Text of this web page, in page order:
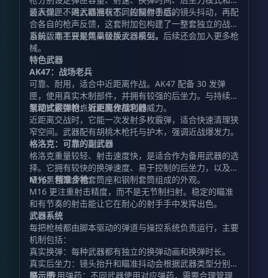
道表现。不同武器拥有不同的操作手感。
装入弹匣、进入瞄准状态、控制射击后的镜头抖动，再配
合各自的枪声反馈，这套附加包构建了一整套独立的战斗
系统，而不只是简单替换武器模型。
当前版本主要聚焦高级版火器系列，后续还会加入更多枪
械。
特色武器
AK47：战场老兵
可靠、耐用，适合中近距离作战。AK47 配备 30 发弹
匣，使用真实木制部件，并拥有较强的后坐力。与持续扫
射相比，控制点射更能发挥它的威力。
泵动式霰弹枪：近距离作战利器
近距离交战时，它能一次发射多枚霰弹，适合快速清理狭
窄空间。武器配有胡桃木枪托与护木，强调近战爆发力。
格洛克：可靠的副武器
格洛克重量较轻、射击速度快，是适合作为备用武器的选
择。它拥有较快的换弹速度、易于控制的后坐力，以及由
哑光黑色聚合物套筒座和钢制套筒组成的外观。
M16：精准步枪
M16 更注重射击精度，而不是无节制扫射。稳定的瞄准
和有节奏的射击能让它在耐心的射手手中发挥出色。
武器系统
每把枪械都由脚本驱动的弹道与操控系统负责运行，主要
机制包括：
真实换弹：每种武器都有独立的换弹动画和换弹时长。
真实后坐力：镜头抬升和瞄准抖动会根据武器类型分别调
整。 专用弹药：不同武器使用对应弹药，需要合理管理
展示图